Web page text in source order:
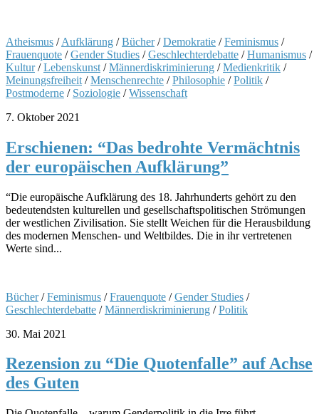
Atheismus /Aufklärung /Bücher/Demokratie /Feminismus /
Frauenquote /Gender Studies /Geschlechterdebatte /Humanismus /
Kultur/Lebenskunst /Männerdiskriminierung /Medienkritik /
Meinungsfreiheit /Menschenrechte /Philosophie /Politik /
Postmoderne / Soziologie /Wissenschaft
7. Oktober 2021
Erschienen: “Das bedrohte Vermächtnis
der europäischen Aufklärung”
“Die europäische Aufklärung des 18. Jahrhunderts gehört zu den
bedeutendsten kulturellen und gesellschaftspolitischen Strömungen
der westlichen Zivilisation. Sie stellt Weichen für die Herausbildung
des modernen Menschen- und Weltbildes. Die in ihr vertretenen
Werte sind...
Bücher/Feminismus /Frauenquote /Gender Studies /
Geschlechterdebatte /Männerdiskriminierung /Politik
30. Mai 2021
Rezension zu “Die Quotenfalle” auf Achse
des Guten